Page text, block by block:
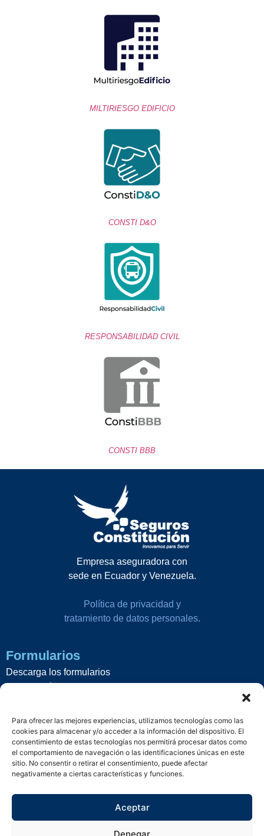
Para ofrecer las mejores experiencias, utilizamos tecnologías como las
cookies para almacenar y/o acceder a la información del dispositivo. El
consentimiento de estas tecnologías nos permitirá procesar datos como
el comportamiento de navegación o las identificaciones únicas en este
sitio. No consentir o retirar el consentimiento, puede afectar
negativamente a ciertas características y funciones.
Aceptar
Denegar
MILTIRIESGO EDIFICIO
CONSTI D&O
RESPONSABILIDAD CIVIL
CONSTI BBB
Empresa aseguradora con
sede en Ecuador y Venezuela.
Política de privacidad y
tratamiento de datos personales.
Formularios
Descarga los formularios
que necesites.
Servicios
Formulario de quejas, reclamos o
sugerencias.
Contáctanos